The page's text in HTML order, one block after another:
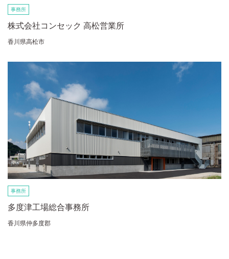
事務所
株式会社コンセック 高松営業所
香川県高松市
事務所
多度津工場総合事務所
香川県仲多度郡